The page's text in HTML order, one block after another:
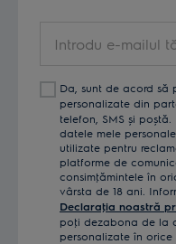
tău Da, sunt de acord să
personalizate din
telefon, SMS și
datele mele
utilizate pentru
platforme de
consimţămintele în
vârsta de 18 ani.
Declaraţia noastră
poţi dezabona de la
personalizate în orice